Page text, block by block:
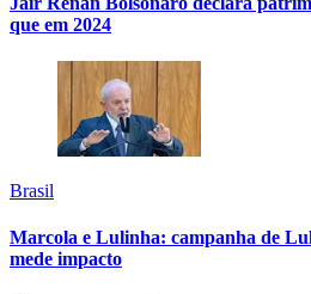
que em 2024
Brasil
Marcola e Lulinha: campanha de
mede impacto